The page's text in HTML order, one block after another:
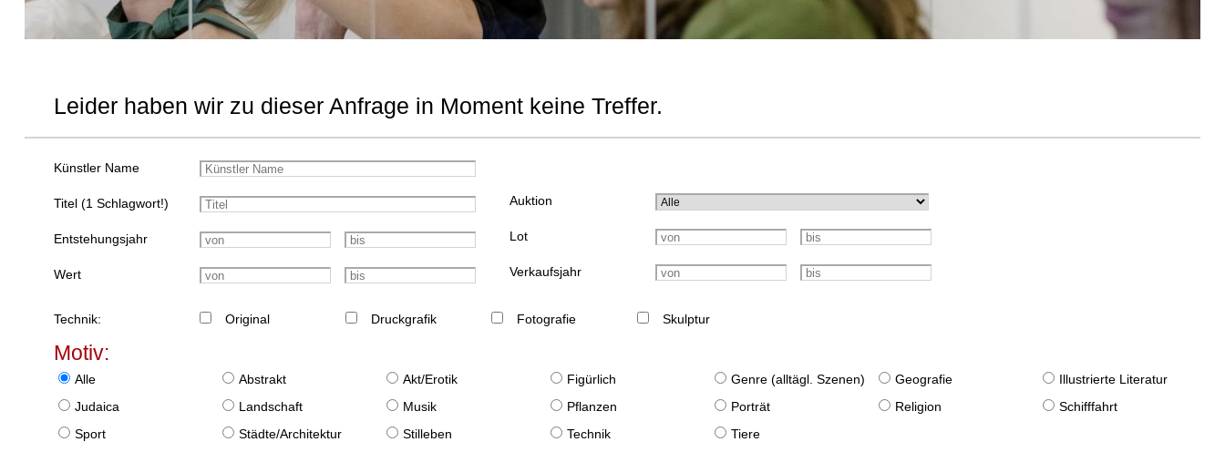
Leider haben wir zu dieser Anfrage in Moment keine Treffer.
Künstler Name
Titel (1 Schlagwort!)
Entstehungsjahr
Wert
Auktion
Lot
Verkaufsjahr
Technik: Original Druckgrafik Fotografie Skulptur
Motiv:
Alle Abstrakt Akt/Erotik Figürlich Genre (alltägl. Szenen) Geografie
Illustrierte Literatur
Judaica
Landschaft Musik Pflanzen Porträt Religion
Schifffahrt
Sport
Städte/Architektur Stilleben Technik Tiere